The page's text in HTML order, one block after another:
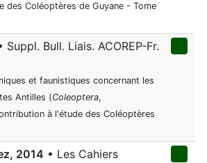
des Coléoptères de Guyane - Tome
Suppl. Bull. Liais. ACOREP-Fr.
et faunistiques concernant les
Antilles (Coleoptera,
à l'étude des Coléoptères
2014 • Les Cahiers